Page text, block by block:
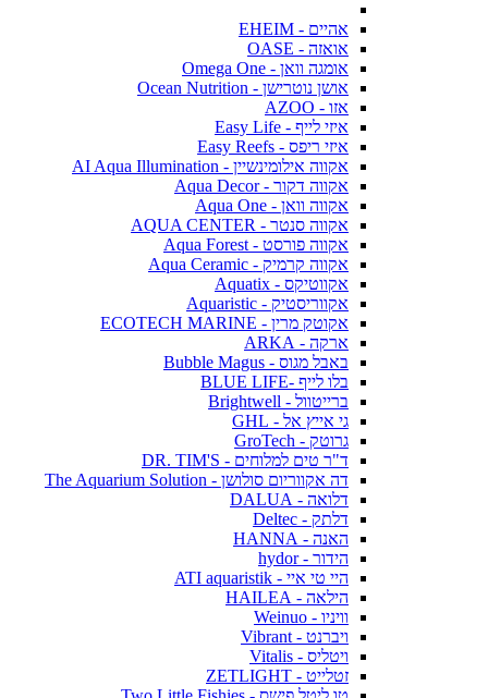
אהיים - EHEIM
אואזה - OASE
אומגה וואן - Omega One
אושן נוטרישן - Ocean Nutrition
אזו - AZOO
איזי לייף - Easy Life
איזי ריפס - Easy Reefs
אקווה אילומינשיין - AI Aqua Illumination
אקווה דקור - Aqua Decor
אקווה וואן - Aqua One
אקווה סנטר - AQUA CENTER
אקווה פורסט - Aqua Forest
אקווה קרמיק - Aqua Ceramic
אקווטיקס - Aquatix
אקווריסטיק - Aquaristic
אקוטק מרין - ECOTECH MARINE
ארקה - ARKA
באבל מגוס - Bubble Magus
בלו לייף -BLUE LIFE
ברייטוול - Brightwell
גי אייץ אל - GHL
גרוטק - GroTech
ד"ר טים למלוחים - DR. TIM'S
דה אקווריום סולושן - The Aquarium Solution
דלואה - DALUA
דלתק - Deltec
האנה - HANNA
הידור - hydor
היי טי איי - ATI aquaristik
הילאה - HAILEA
וויניו - Weinuo
ויברנט - Vibrant
ויטליס - Vitalis
זטלייט - ZETLIGHT